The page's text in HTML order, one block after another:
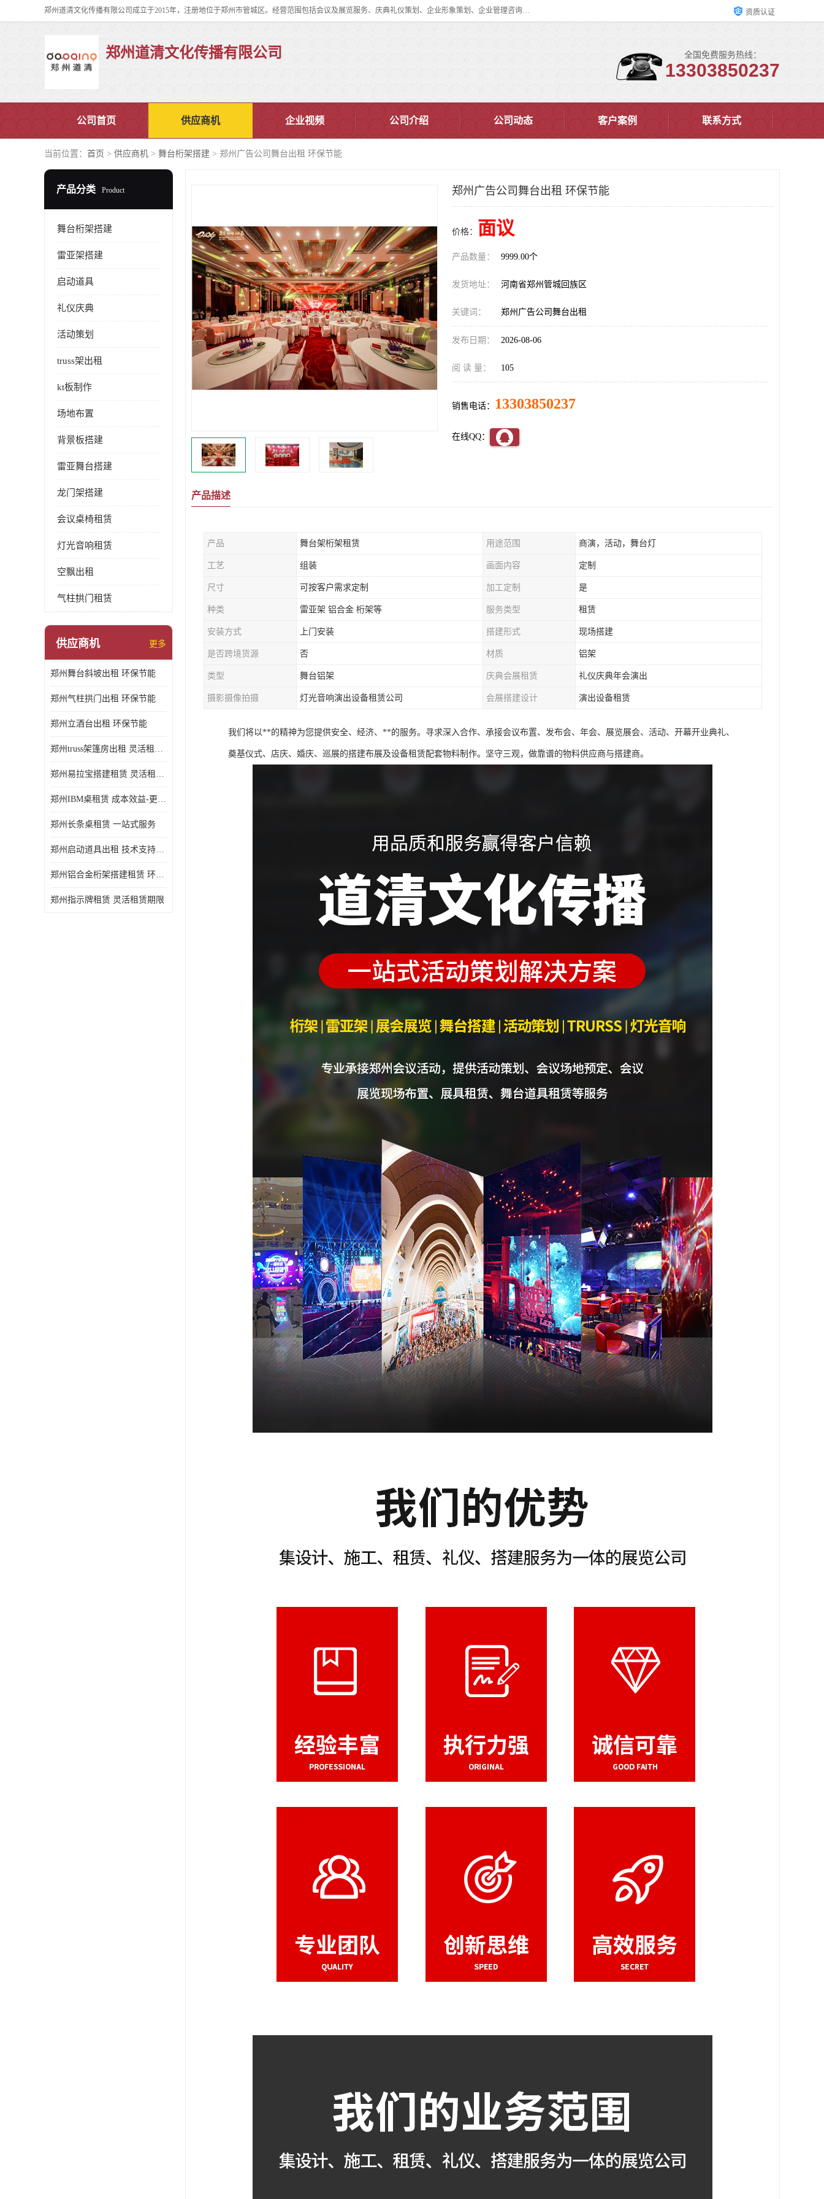
郑州道清文化传播有限公司成立于2015年，注册地位于郑州市管城区。经营范围包括会议及展览服务、庆典礼仪策划、企业形象策划、企业管理咨询、计算机图文设计、制作等。主要产品服务有：舞台桁架搭建，背景板搭建，灯光音响，雷亚舞台搭建、龙门架搭建、会议桌椅租赁、灯光音响租赁、空飘出租、气柱拱门租赁、喷绘写真制作、kt板制作。 资质认证
郑州道清文化传播有限公司 全国免费服务热线：
13303850237
公司首页 供应商机 企业视频 公司介绍 公司动态 客户案例 联系方式
当前位置： 首页 > 供应商机 > 舞台桁架搭建 > 郑州广告公司舞台出租 环保节能
产品分类 Product
舞台桁架搭建
雷亚架搭建
启动道具
礼仪庆典
活动策划
truss架出租
kt板制作
场地布置
背景板搭建
雷亚舞台搭建
龙门架搭建
会议桌椅租赁
灯光音响租赁
空飘出租
气柱拱门租赁
供应商机 更多
郑州舞台斜坡出租 环保节能
郑州气柱拱门出租 环保节能
郑州立酒台出租 环保节能
郑州truss架篷房出租 灵活租赁期限
郑州易拉宝搭建租赁 灵活租赁期限
郑州IBM桌租赁 成本效益-更具经济性和实用性
郑州长条桌租赁 一站式服务
郑州启动道具出租 技术支持与现场服务
郑州铝合金桁架搭建租赁 环保节能
郑州指示牌租赁 灵活租赁期限
郑州广告公司舞台出租 环保节能
价格： 面议
产品数量： 9999.00个
发货地址： 河南省郑州管城回族区
关键词： 郑州广告公司舞台出租
发布日期： 2026-08-06
阅 读 量： 105
销售电话： 13303850237
在线QQ：
产品描述
产品 舞台架桁架租赁 用途范围 商演，活动，舞台灯
工艺 组装 画面内容 定制
尺寸 可按客户需求定制 加工定制 是
种类 雷亚架 铝合金 桁架等 服务类型 租赁
安装方式 上门安装 搭建形式 现场搭建
是否跨境货源 否 材质 铝架
类型 舞台铝架 庆典会展租赁 礼仪庆典年会演出
摄影摄像拍摄 灯光音响演出设备租赁公司 会展搭建设计 演出设备租赁
我们将以**的精神为您提供安全、经济、**的服务。寻求深入合作、承接会议布置、发布会、年会、展览展会、活动、开幕开业典礼、
奠基仪式、店庆、婚庆、巡展的搭建布展及设备租赁配套物料制作。坚守三观，做靠谱的物料供应商与搭建商。